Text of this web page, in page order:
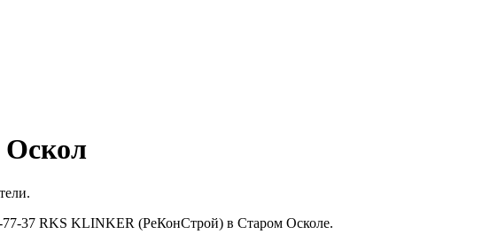
37 RKS KLINKER (РеКонСтрой) в Старом Осколе.